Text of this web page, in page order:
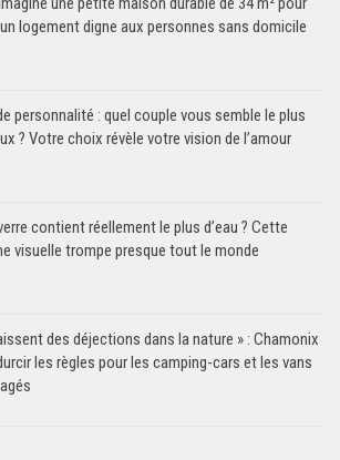
logement digne aux personnes sans domicile
personnalité : quel couple vous semble le plus
? Votre choix révèle votre vision de l’amour
contient réellement le plus d’eau ? Cette
visuelle trompe presque tout le monde
des déjections dans la nature » : Chamonix
les règles pour les camping-cars et les vans